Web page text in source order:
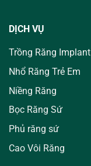
DỊCH VỤ
Trồng Răng Implant
Nhổ Răng Trẻ Em
Niềng Răng
Bọc Răng Sứ
Phủ răng sứ
Cao Vôi Răng